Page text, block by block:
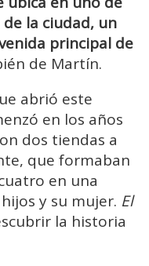
la ciudad, un
principal de
de Martín.
abrió este
en los años
dos tiendas a
que formaban
en una
y su mujer. El
la historia